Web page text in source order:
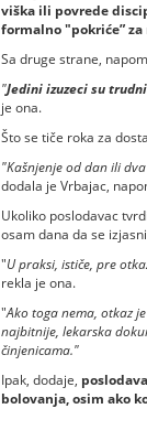
viška ili povrede
formalno "pokriće”
Sa druge strane,
"Jedini izuzeci su
je ona.
Što se tiče roka za
"Kašnjenje od dan ili
dodala je Vrbajac,
Ukoliko poslodavac
osam dana da se
"U praksi, ističe, pre
rekla je ona.
"Ako toga nema, otkaz
najbitnije, lekarska
činjenicama."
Ipak, dodaje,
bolovanja, osim ako